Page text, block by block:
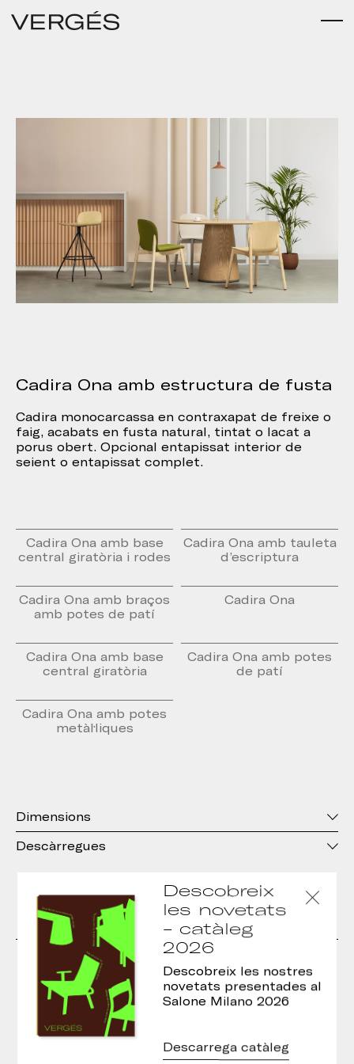
Cadira Ona amb estructura de fusta
Cadira monocarcassa en contraxapat de freixe o
faig, acabats en fusta natural, tintat o lacat a
porus obert. Opcional entapissat interior de
seient o entapissat complet.
Cadira Ona amb base
central giratòria i rodes
Cadira Ona amb tauleta
d’escriptura
Cadira Ona amb braços
amb potes de patí
Cadira Ona
Cadira Ona amb base
central giratòria
Cadira Ona amb potes
de patí
Cadira Ona amb potes
metàl·liques
Dimensions
Descàrregues
Projectes
Descobreix
les novetats
- catàleg
2026
Descobreix les nostres
novetats presentades al
Salone Milano 2026
Descarrega catàleg